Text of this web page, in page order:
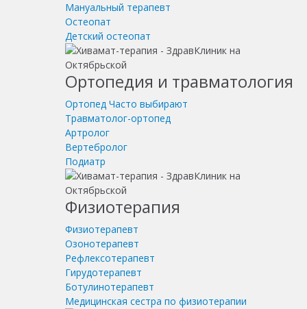
Мануальный терапевт
Остеопат
Детский остеопат
Ортопедия и травматология
Ортопед Часто выбирают
Травматолог-ортопед
Артролог
Вертебролог
Подиатр
Физиотерапия
Физиотерапевт
Озонотерапевт
Рефлексотерапевт
Гирудотерапевт
Ботулинотерапевт
Медицинская сестра по физиотерапии